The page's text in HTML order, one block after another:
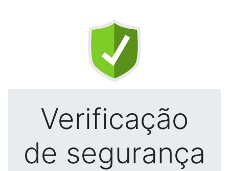
Verificação
de segurança